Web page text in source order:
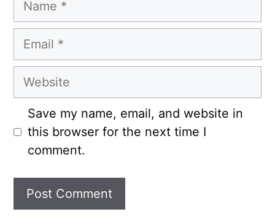
Email
Website
Save my name, email, and website in
this browser for the next time I
comment.